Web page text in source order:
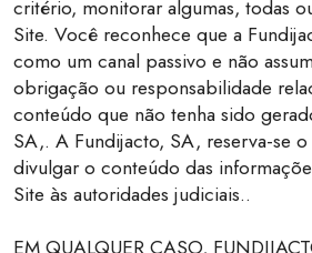
critério, monitorar algumas, todas
Site. Você reconhece que a
como um canal passivo e não
obrigação ou responsabilidade
conteúdo que não tenha sido
SA,. A Fundijacto, SA, reserva-se
divulgar o conteúdo das
Site às autoridades judiciais..